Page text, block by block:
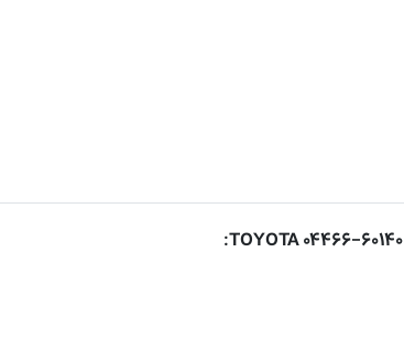
TOYOTA 04466-60140
: